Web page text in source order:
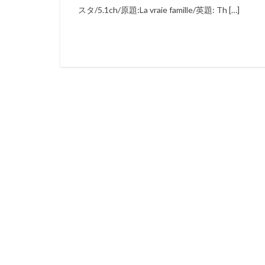
スタ/5.1ch/原題:La vraie famille/英題: Th […]